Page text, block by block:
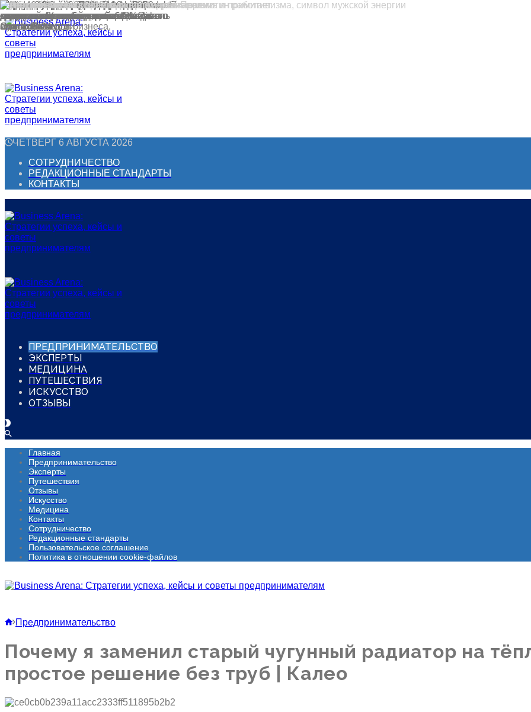
Перейти
к
контенту
ЧЕТВЕРГ 6 АВГУСТА 2026
СОТРУДНИЧЕСТВО
РЕДАКЦИОННЫЕ СТАНДАРТЫ
КОНТАКТЫ
ПРЕДПРИНИМАТЕЛЬСТВО
ЭКСПЕРТЫ
МЕДИЦИНА
ПУТЕШЕСТВИЯ
ИСКУССТВО
ОТЗЫВЫ
Главная
Предпринимательство
Эксперты
Путешествия
Отзывы
Искусство
Медицина
Контакты
Сотрудничество
Редакционные стандарты
Пользовательское соглашение
Политика в отношении cookie-файлов
Предпринимательство
Почему я заменил старый чугунный радиатор на
простое решение без труб | Калео